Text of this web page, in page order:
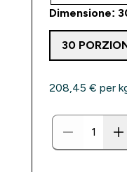
Dimensione:
30
208,45 €‎ per